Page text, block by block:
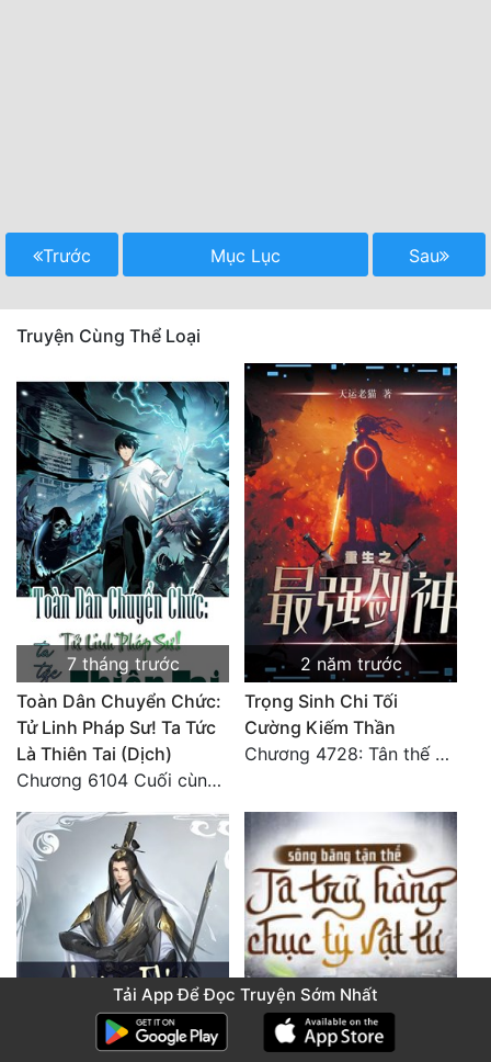
Trước Mục Lục Sau
Truyện Cùng Thể Loại
7 tháng trước
Toàn Dân Chuyển Chức:
Tử Linh Pháp Sư! Ta Tức
Là Thiên Tai (Dịch)
Chương 6104 Cuối cùng (HẾT)
2 năm trước
Trọng Sinh Chi Tối
Cường Kiếm Thần
Chương 4728: Tân thế giới (đại kết cục) (10)
Tải App Để Đọc Truyện Sớm Nhất